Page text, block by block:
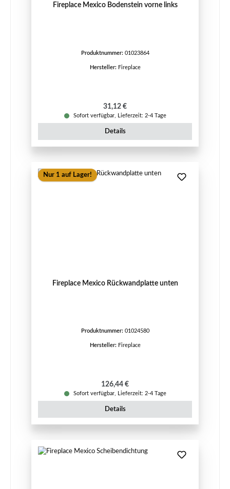
Fireplace Mexico Bodenstein vorne links
Produktnummer: 01023864
Hersteller: Fireplace
Regulärer Preis:
31,12 €
Sofort verfügbar, Lieferzeit: 2-4 Tage
Details
Nur 1 auf Lager!
Fireplace Mexico Rückwandplatte unten
Produktnummer: 01024580
Hersteller: Fireplace
Regulärer Preis:
126,44 €
Sofort verfügbar, Lieferzeit: 2-4 Tage
Details